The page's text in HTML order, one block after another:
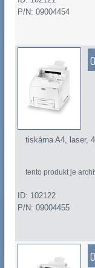
P/N: 09004454
tiskárna A4, laser,
tento produkt je
ID: 102122
P/N: 09004455